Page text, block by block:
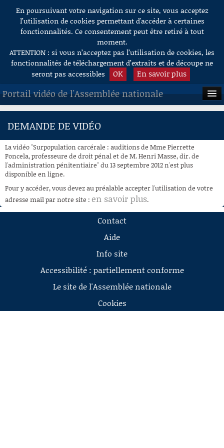
Aller au contenu
En poursuivant votre navigation sur ce site, vous acceptez
l’utilisation de cookies permettant d'accéder à certaines
fonctionnalités. Ce consentement peut être retiré à tout
moment.
ATTENTION : si vous n’acceptez pas l’utilisation de cookies, les
fonctionnalités de téléchargement d’extraits et de découpe ne
seront pas accessibles
OK En savoir plus
Portail vidéo de l'Assemblée nationale
ACCUEIL
À LA DEMANDE
RECHERCHE
AIDE À LA DÉCOUPE
DE VIDÉOS
DEMANDE DE VIDÉO
La vidéo "Surpopulation carcérale : auditions de Mme Pierrette
Poncela, professeure de droit pénal et de M. Henri Masse, dir. de
l'administration pénitentiaire" du 13 septembre 2012 n'est plus
disponible en ligne.
Pour y accéder, vous devez au préalable accepter l'utilisation de votre
adresse mail par notre site : en savoir plus.
Contact
Aide
Info site
Accessibilité : partiellement conforme
Le site de l'Assemblée nationale
Cookies